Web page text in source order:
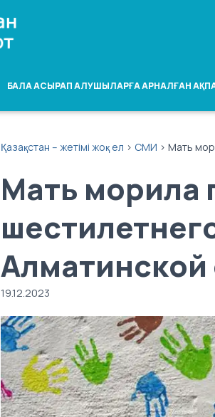
БАЛА АСЫРАП АЛУШЫЛАРҒА АРНАЛҒАН
Қазақстан – жетімі жоқ ел > СМИ > Мать
Мать морила
Алматинской
19.12.2023